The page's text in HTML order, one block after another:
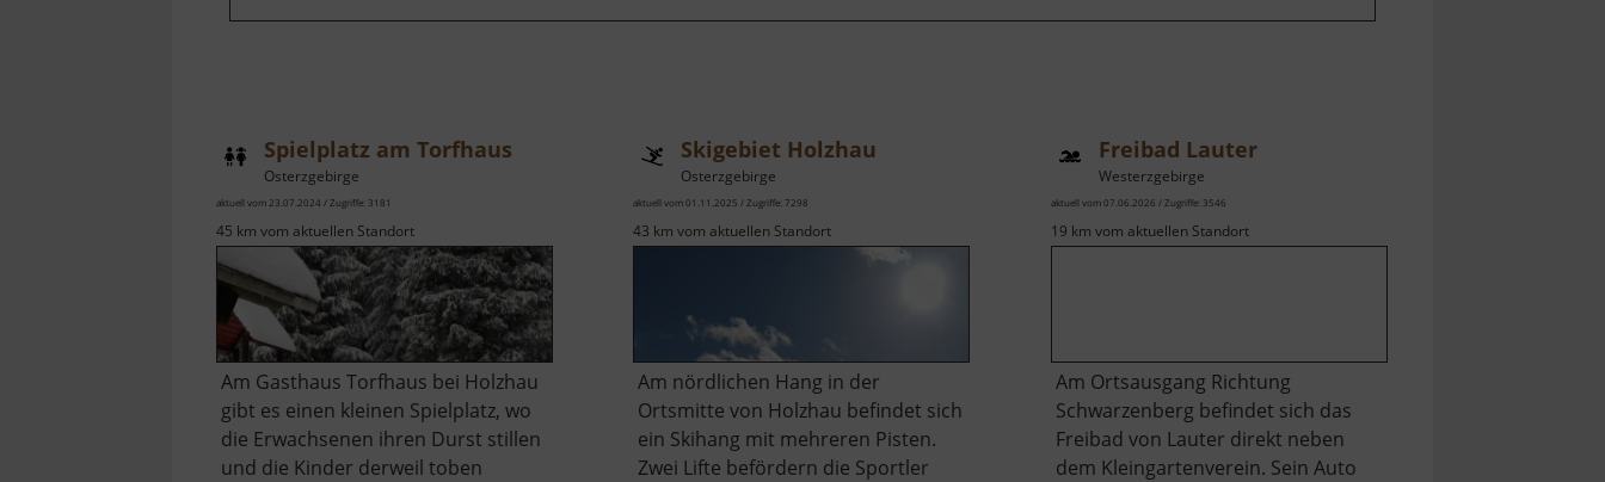
Spielplatz am Torfhaus
Osterzgebirge
aktuell vom 23.07.2024 / Zugriffe: 3181
45 km vom aktuellen Standort
Am Gasthaus Torfhaus bei Holzhau
gibt es einen kleinen Spielplatz, wo
die Erwachsenen ihren Durst stillen
und die Kinder derweil toben
Skigebiet Holzhau
Osterzgebirge
aktuell vom 01.11.2025 / Zugriffe: 7298
43 km vom aktuellen Standort
Am nördlichen Hang in der
Ortsmitte von Holzhau befindet sich
ein Skihang mit mehreren Pisten.
Zwei Lifte befördern die Sportler
Freibad Lauter
Westerzgebirge
aktuell vom 07.06.2026 / Zugriffe: 3546
19 km vom aktuellen Standort
Am Ortsausgang Richtung
Schwarzenberg befindet sich das
Freibad von Lauter direkt neben
dem Kleingartenverein. Sein Auto